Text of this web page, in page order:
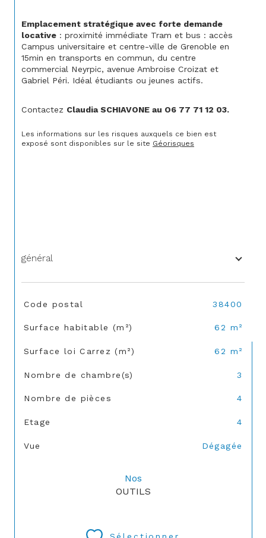
Emplacement stratégique avec forte demande
locative : proximité immédiate Tram et bus : accès
Campus universitaire et centre-ville de Grenoble en
15min en transports en commun, du centre
commercial Neyrpic, avenue Ambroise Croizat et
Gabriel Péri. Idéal étudiants ou jeunes actifs.
Contactez Claudia SCHIAVONE au O6 77 71 12 03.
Les informations sur les risques auxquels ce bien est
exposé sont disponibles sur le site Géorisques
général
TRAD_SIROCCO_Caracteristique
Code postal 38400
Surface habitable (m²) 62 m²
Surface loi Carrez (m²) 62 m²
Nombre de chambre(s) 3
Nombre de pièces 4
Etage 4
Vue Dégagée
Nos
OUTILS
Sélectionner